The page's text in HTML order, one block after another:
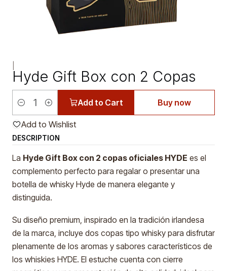
Hyde Gift Box con 2 Copas
Quantity
Add to Cart Buy now
Add to Wishlist
DESCRIPTION
La Hyde Gift Box con 2 copas oficiales HYDE es el
complemento perfecto para regalar o presentar una
botella de whisky Hyde de manera elegante y
distinguida.
Su diseño premium, inspirado en la tradición irlandesa
de la marca, incluye dos copas tipo whisky para disfrutar
plenamente de los aromas y sabores característicos de
los whiskies HYDE. El estuche cuenta con cierre